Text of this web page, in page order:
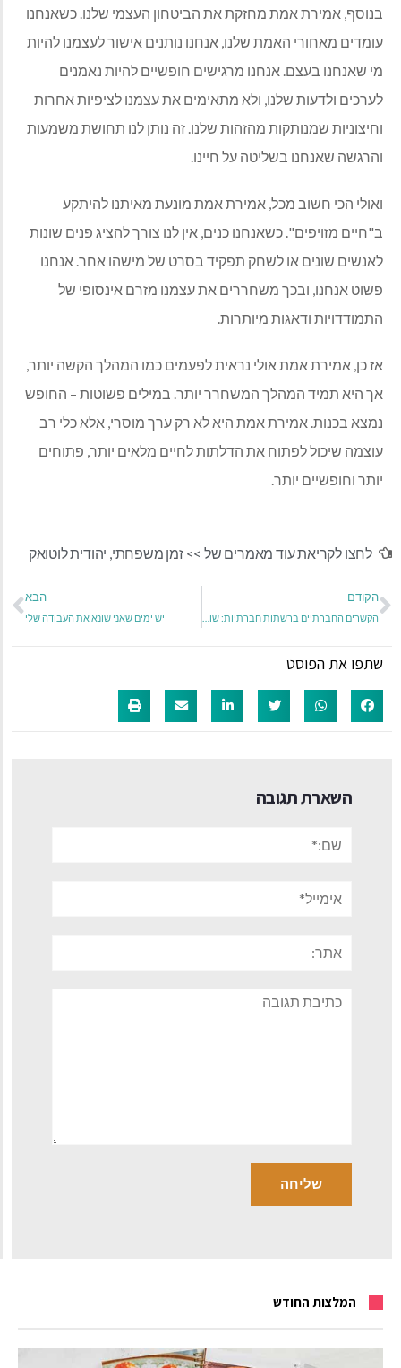
בנוסף, אמירת אמת מחזקת את הביטחון העצמי שלנו. כשאנחנו
עומדים מאחורי האמת שלנו, אנחנו נותנים אישור לעצמנו להיות
מי שאנחנו בעצם. אנחנו מרגישים חופשיים להיות נאמנים
לערכים ולדעות שלנו, ולא מתאימים את עצמנו לציפיות אחרות
וחיצוניות שמנותקות מהזהות שלנו. זה נותן לנו תחושת משמעות
והרגשה שאנחנו בשליטה על חיינו.
ואולי הכי חשוב מכל, אמירת אמת מונעת מאיתנו להיתקע
ב"חיים מזויפים". כשאנחנו כנים, אין לנו צורך להציג פנים שונות
לאנשים שונים או לשחק תפקיד בסרט של מישהו אחר. אנחנו
פשוט אנחנו, ובכך משחררים את עצמנו מזרם אינסופי של
התמודדויות ודאגות מיותרות.
אז כן, אמירת אמת אולי נראית לפעמים כמו המהלך הקשה יותר,
אך היא תמיד המהלך המשחרר יותר. במילים פשוטות – החופש
נמצא בכנות. אמירת אמת היא לא רק ערך מוסרי, אלא כלי רב
עוצמה שיכול לפתוח את הדלתות לחיים מלאים יותר, פתוחים
יותר וחופשיים יותר.
לחצו לקריאת עוד מאמרים של >> זמן משפחתי, יהודית לוטואק
הקודם הבא
יש ימים שאני שונא את העבודה שלי
שתפו את הפוסט
השארת תגובה
תגובה
המלצות החודש